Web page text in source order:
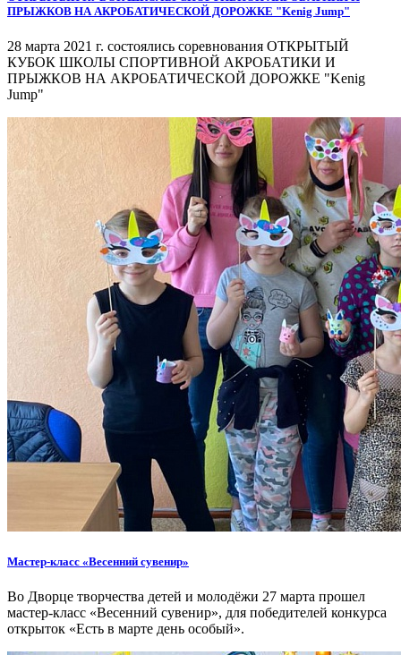
ПРЫЖКОВ НА АКРОБАТИЧЕСКОЙ ДОРОЖКЕ "Kenig Jump"
28 марта 2021 г. состоялись соревнования ОТКРЫТЫЙ
КУБОК ШКОЛЫ СПОРТИВНОЙ АКРОБАТИКИ И
ПРЫЖКОВ НА АКРОБАТИЧЕСКОЙ ДОРОЖКЕ "Kenig
Jump"
Мастер-класс «Весенний сувенир»
Во Дворце творчества детей и молодёжи 27 марта прошел
мастер-класс «Весенний сувенир», для победителей конкурса
открыток «Есть в марте день особый».